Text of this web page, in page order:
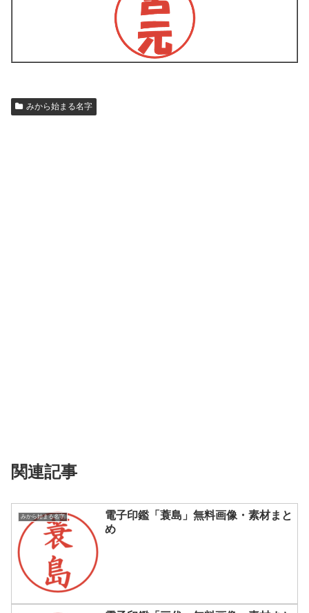
みから始まる名字
関連記事
みから始まる名字
電子印鑑「蓑島」無料画像・素材まと
め